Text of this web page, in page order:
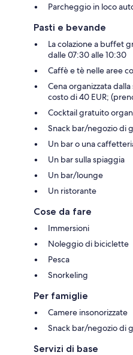
Parcheggio in loco
Pasti e bevande
La colazione a buffet
dalle 07:30 alle 10:30
Caffè e tè nelle aree
Cena organizzata
costo di 40 EUR;
Cocktail gratuito
Snack bar/negozio di
Un bar o una
Un bar sulla spiaggia
Un bar/lounge
Un ristorante
Cose da fare
Immersioni
Noleggio di biciclette
Pesca
Snorkeling
Per famiglie
Camere insonorizzate
Snack bar/negozio di
Servizi di base